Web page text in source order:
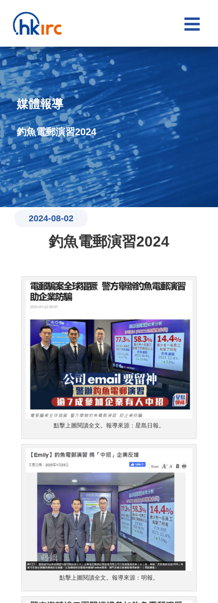

媒體報導
釣魚電郵演習2024
2024-08-02
釣魚電郵演習2024
點擊上圖閱讀全文。報導來源：星島日報。
點擊上圖閱讀全文。報導來源：明報。